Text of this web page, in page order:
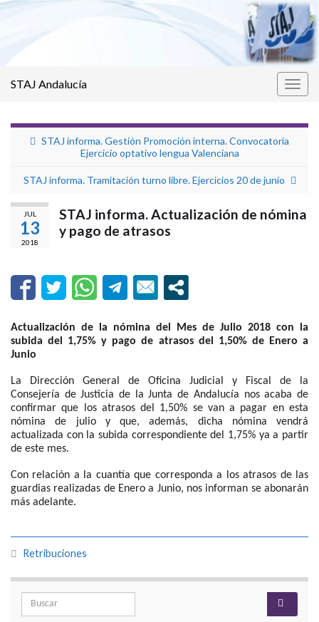
STAJ Andalucía
STAJ informa. Gestión Promoción interna. Convocatoria
Ejercicio optativo lengua Valenciana
STAJ informa. Tramitación turno libre. Ejercicios 20 de junio
JUL
13
2018
STAJ informa. Actualización de nómina
y pago de atrasos
Actualización de la nómina del Mes de Julio 2018 con la
subida del 1,75% y pago de atrasos del 1,50% de Enero a
Junio
La Dirección General de Oficina Judicial y Fiscal de la
Consejería de Justicia de la Junta de Andalucía nos acaba de
confirmar que los atrasos del 1,50% se van a pagar en esta
nómina de julio y que, además, dicha nómina vendrá
actualizada con la subida correspondiente del 1,75% ya a partir
de este mes.
Con relación a la cuantía que corresponda a los atrasos de las
guardias realizadas de Enero a Junio, nos informan se abonarán
más adelante.
Retribuciones
Search for: